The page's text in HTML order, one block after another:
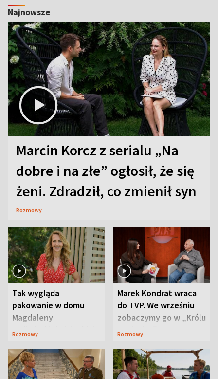
Najnowsze
Marcin Korcz z serialu „Na
dobre i na złe” ogłosił, że się
żeni. Zdradził, co zmienił syn
Rozmowy
Tak wygląda
pakowanie w domu
Magdaleny
Waligórskiej-Lisieckiej.
Rozmowy
Marek Kondrat wraca
do TVP. We wrześniu
zobaczymy go w „Królu
Maciusiu I”
Rozmowy